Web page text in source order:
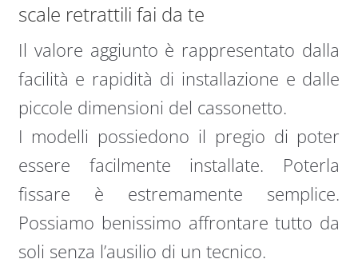
scale retrattili fai da te
Il valore aggiunto è rappresentato dalla
facilità e rapidità di installazione e dalle
piccole dimensioni del cassonetto.
I modelli possiedono il pregio di poter
essere facilmente installate. Poterla
fissare è estremamente semplice.
Possiamo benissimo affrontare tutto da
soli senza l’ausilio di un tecnico.